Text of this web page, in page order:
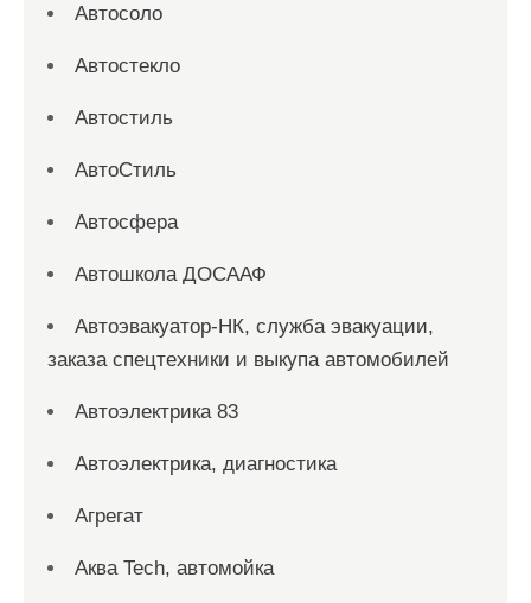
Автосоло
Автостекло
Автостиль
АвтоСтиль
Автосфера
Автошкола ДОСААФ
Автоэвакуатор-НК, служба эвакуации,
заказа спецтехники и выкупа автомобилей
Автоэлектрика 83
Автоэлектрика, диагностика
Агрегат
Аква Tech, автомойка